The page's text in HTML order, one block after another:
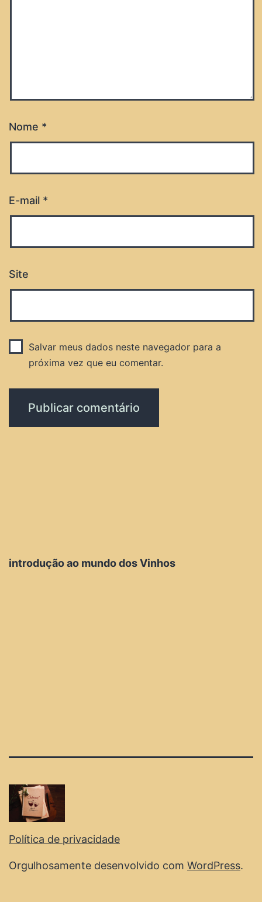
Nome *
E-mail *
Site
Salvar meus dados neste navegador para a
próxima vez que eu comentar.
introdução ao mundo dos Vinhos
Política de privacidade
Orgulhosamente desenvolvido com WordPress.